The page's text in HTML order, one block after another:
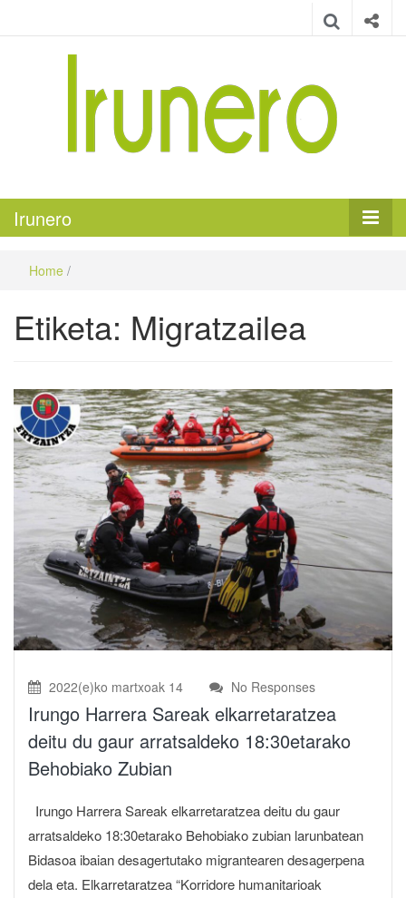
Irunero
Home /
Etiketa: Migratzailea
2022(e)ko martxoak 14 No Responses
Irungo Harrera Sareak elkarretaratzea
deitu du gaur arratsaldeko 18:30etarako
Behobiako Zubian
Irungo Harrera Sareak elkarretaratzea deitu du gaur
arratsaldeko 18:30etarako Behobiako zubian larunbatean
Bidasoa ibaian desagertutako migrantearen desagerpena
dela eta. Elkarretaratzea “Korridore humanitarioak